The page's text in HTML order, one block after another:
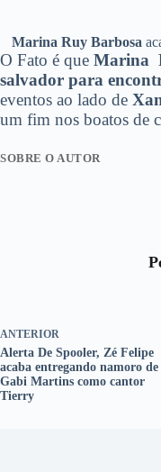
Marina Ruy Barbosa
O Fato é que Marina
salvador para
eventos ao lado de
um fim nos boatos de
SOBRE O AUTOR
ANTERIOR
Alerta De Spooler, Zé Felipe
acaba entregando namoro de
Gabi Martins como cantor
Tierry